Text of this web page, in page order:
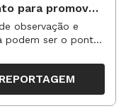
para promover
observação e
podem ser o ponto
e propostas no